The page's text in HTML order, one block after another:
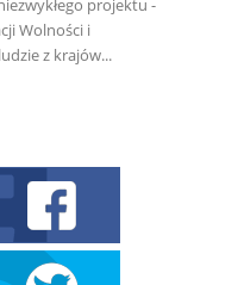
projektu -
Wolności i
z krajów...